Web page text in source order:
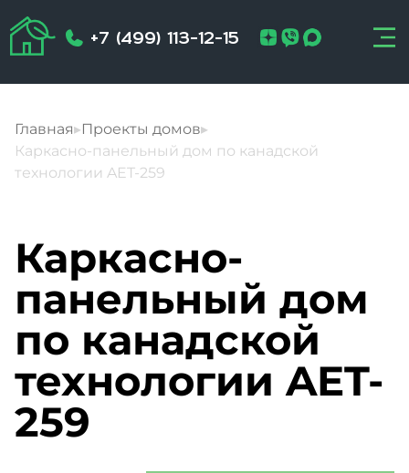
+7 (499) 113-12-15
Главная▸Проекты домов▸
Каркасно-панельный дом по канадской
технологии AET-259
Каркасно-
панельный дом
по канадской
технологии AET-
259